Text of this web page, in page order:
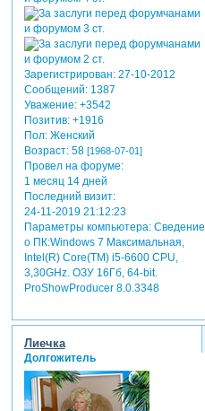
Зарегистрирован: 27-10-2012
Сообщений:1387
Уважение: +3542
Позитив: +1916
Пол:Женский
Возраст:58 [1968-07-01]
Провел на форуме:
1 месяц 14 дней
Последний визит:
24-11-2019 21:12:23
Параметры компьютера:Сведение
о ПК:Windows 7 Максимальная,
Intel(R) Core(TM) i5-6600 CPU,
3,30GHz. ОЗУ 16Гб, 64-bit.
ProShowProducer 8.0.3348
Лиечка
Долгожитель